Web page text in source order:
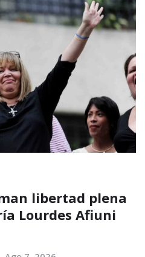
libertad plena
Lourdes Afiuni